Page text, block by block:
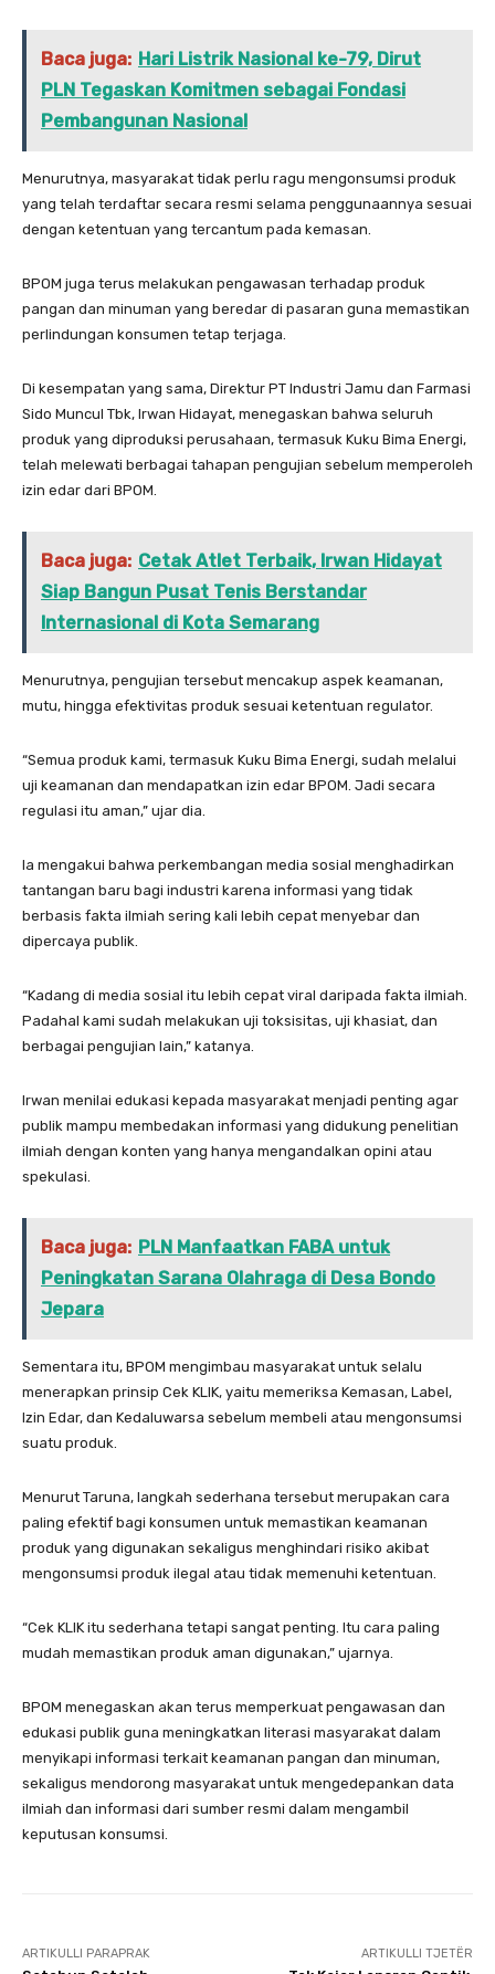
Baca juga: Hari Listrik Nasional ke-79, Dirut
PLN Tegaskan Komitmen sebagai Fondasi
Pembangunan Nasional
Menurutnya, masyarakat tidak perlu ragu mengonsumsi produk
yang telah terdaftar secara resmi selama penggunaannya sesuai
dengan ketentuan yang tercantum pada kemasan.
BPOM juga terus melakukan pengawasan terhadap produk
pangan dan minuman yang beredar di pasaran guna memastikan
perlindungan konsumen tetap terjaga.
Di kesempatan yang sama, Direktur PT Industri Jamu dan Farmasi
Sido Muncul Tbk, Irwan Hidayat, menegaskan bahwa seluruh
produk yang diproduksi perusahaan, termasuk Kuku Bima Energi,
telah melewati berbagai tahapan pengujian sebelum memperoleh
izin edar dari BPOM.
Baca juga: Cetak Atlet Terbaik, Irwan Hidayat
Siap Bangun Pusat Tenis Berstandar
Internasional di Kota Semarang
Menurutnya, pengujian tersebut mencakup aspek keamanan,
mutu, hingga efektivitas produk sesuai ketentuan regulator.
“Semua produk kami, termasuk Kuku Bima Energi, sudah melalui
uji keamanan dan mendapatkan izin edar BPOM. Jadi secara
regulasi itu aman,” ujar dia.
Ia mengakui bahwa perkembangan media sosial menghadirkan
tantangan baru bagi industri karena informasi yang tidak
berbasis fakta ilmiah sering kali lebih cepat menyebar dan
dipercaya publik.
“Kadang di media sosial itu lebih cepat viral daripada fakta ilmiah.
Padahal kami sudah melakukan uji toksisitas, uji khasiat, dan
berbagai pengujian lain,” katanya.
Irwan menilai edukasi kepada masyarakat menjadi penting agar
publik mampu membedakan informasi yang didukung penelitian
ilmiah dengan konten yang hanya mengandalkan opini atau
spekulasi.
Baca juga: PLN Manfaatkan FABA untuk
Peningkatan Sarana Olahraga di Desa Bondo
Jepara
Sementara itu, BPOM mengimbau masyarakat untuk selalu
menerapkan prinsip Cek KLIK, yaitu memeriksa Kemasan, Label,
Izin Edar, dan Kedaluwarsa sebelum membeli atau mengonsumsi
suatu produk.
Menurut Taruna, langkah sederhana tersebut merupakan cara
paling efektif bagi konsumen untuk memastikan keamanan
produk yang digunakan sekaligus menghindari risiko akibat
mengonsumsi produk ilegal atau tidak memenuhi ketentuan.
“Cek KLIK itu sederhana tetapi sangat penting. Itu cara paling
mudah memastikan produk aman digunakan,” ujarnya.
BPOM menegaskan akan terus memperkuat pengawasan dan
edukasi publik guna meningkatkan literasi masyarakat dalam
menyikapi informasi terkait keamanan pangan dan minuman,
sekaligus mendorong masyarakat untuk mengedepankan data
ilmiah dan informasi dari sumber resmi dalam mengambil
keputusan konsumsi.
ARTIKULLI PARAPRAK ARTIKULLI TJETËR